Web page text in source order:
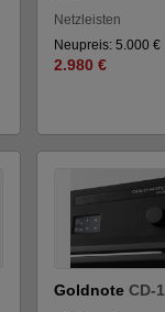
Netzleisten
Neupreis: 5.000 €
2.980 €
GoldnoteCD-